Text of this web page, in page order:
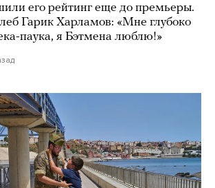
его рейтинг еще до премьеры.
Гарик Харламов: «Мне глубоко
паука, я Бэтмена люблю!»